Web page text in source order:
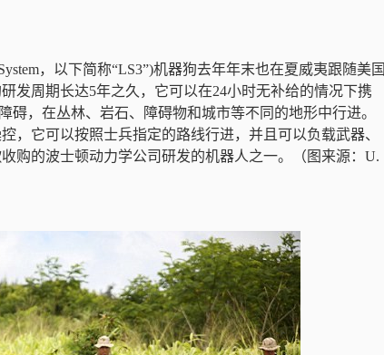
，以下简称“LS3”)机器狗去年年末也在夏威夷跟随美国
发周期长达5年之久，它可以在24小时无补给的情况下携
碍，在丛林、岩石、障碍物和城市等不同的地形中行进。
，它可以按照士兵指定的路线行进，并且可以负载武器、
购的波士顿动力学公司研发的机器人之一。（图来源：U.